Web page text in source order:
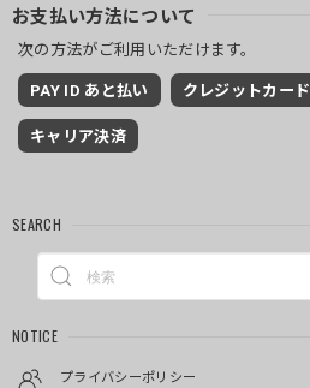
お支払い方法について
次の方法がご利用いただけます。
PAY ID あと払い クレジットカード
キャリア決済
SEARCH
NOTICE
プライバシーポリシー